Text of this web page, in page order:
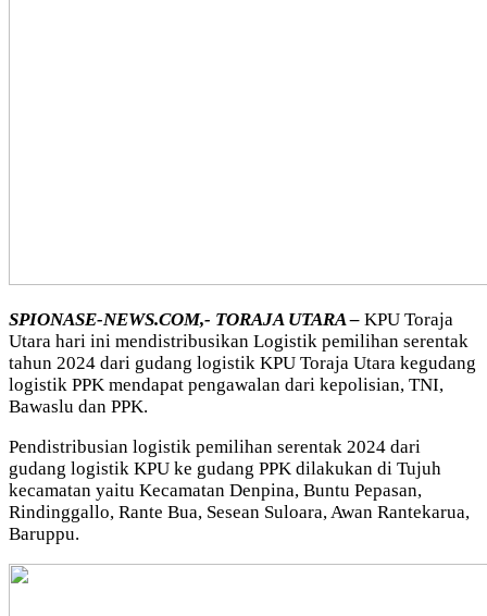
SPIONASE-NEWS.COM,- TORAJA UTARA – KPU Toraja
Utara hari ini mendistribusikan Logistik pemilihan serentak
tahun 2024 dari gudang logistik KPU Toraja Utara kegudang
logistik PPK mendapat pengawalan dari kepolisian, TNI,
Bawaslu dan PPK.
Pendistribusian logistik pemilihan serentak 2024 dari
gudang logistik KPU ke gudang PPK dilakukan di Tujuh
kecamatan yaitu Kecamatan Denpina, Buntu Pepasan,
Rindinggallo, Rante Bua, Sesean Suloara, Awan Rantekarua,
Baruppu.